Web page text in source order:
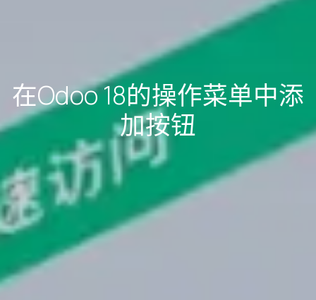
在Odoo 18的操作菜单中添
加按钮